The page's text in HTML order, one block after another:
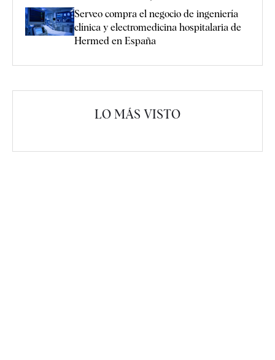
Serveo compra el negocio de ingeniería
clínica y electromedicina hospitalaria de
Hermed en España
LO MÁS VISTO